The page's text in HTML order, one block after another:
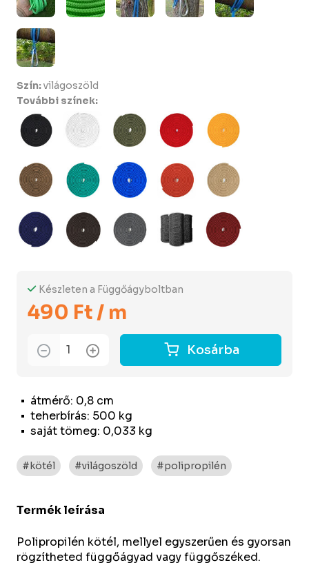
átmérő: 0,8 cm
teherbírás: 500 kg
saját tömeg: 0,033 kg
Készleten a Függőágyboltban
490 Ft / m
Kosárba
Szín:világoszöld
További színek:
#kötél #világoszöld #polipropilén
Termék leírása
Polipropilén kötél, mellyel egyszerűen és gyorsan
rögzítheted függőágyad vagy függőszéked.